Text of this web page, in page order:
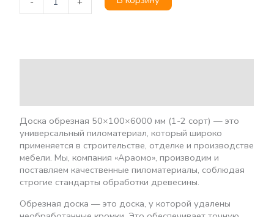
Доска обрезная 50×100×6000 мм (1-2 сорт) — это
универсальный пиломатериал, который широко
применяется в строительстве, отделке и производстве
мебели. Мы, компания «Араомо», производим и
поставляем качественные пиломатериалы, соблюдая
строгие стандарты обработки древесины.
Обрезная доска — это доска, у которой удалены